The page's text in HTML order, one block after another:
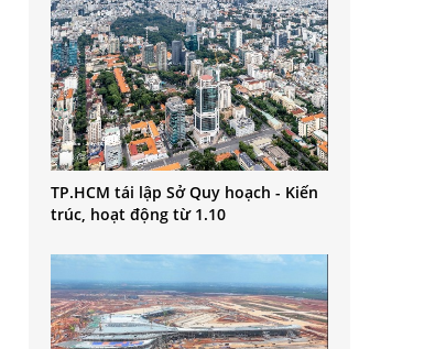
TP.HCM tái lập Sở Quy hoạch - Kiến
trúc, hoạt động từ 1.10